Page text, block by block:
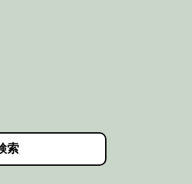
索